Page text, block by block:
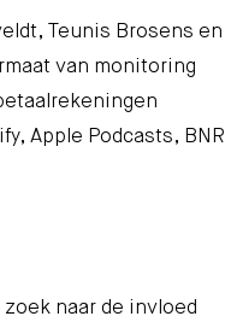
Teunis Brosens en
van monitoring
, Apple Podcasts, BNR
naar de invloed